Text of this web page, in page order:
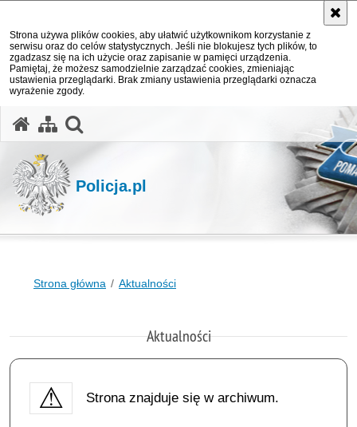
Strona używa plików cookies, aby ułatwić użytkownikom korzystanie z
serwisu oraz do celów statystycznych. Jeśli nie blokujesz tych plików, to
zgadzasz się na ich użycie oraz zapisanie w pamięci urządzenia.
Pamiętaj, że możesz samodzielnie zarządzać cookies, zmieniając
ustawienia przeglądarki. Brak zmiany ustawienia przeglądarki oznacza
wyrażenie zgody.
Policja.pl
Strona główna Aktualności
Aktualności
Strona znajduje się w archiwum.